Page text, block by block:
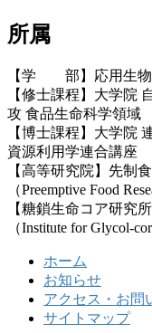
所属
【学 部】応用生
【修士課程】大学院
攻 食品生命科学領域
【博士課程】大学院
資源利用学連合講座
【高等研究院】先制
（Preemptive Food
【糖鎖生命コア研究
（Institute for Glycol-
ホーム
お知らせ
アクセス・お問
サイトマップ